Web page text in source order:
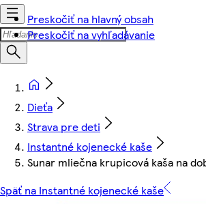
Preskočiť na hlavný obsah
Preskočiť na vyhľadávanie
Dieťa
Strava pre deti
Instantné kojenecké kaše
Sunar mliečna krupicová kaša na
Späť na Instantné kojenecké kaše